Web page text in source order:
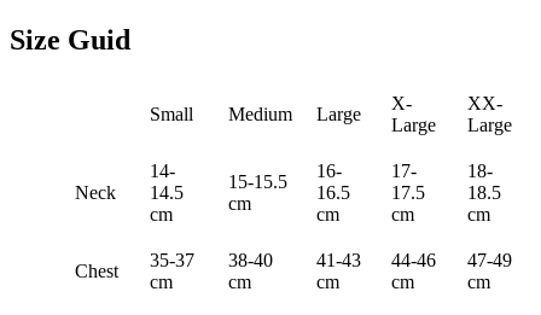
Size Guid
Small Medium Large
X-
Large
XX-
Large
Neck
14-
14.5
cm
15-15.5
cm
16-
16.5
cm
17-
17.5
cm
18-
18.5
cm
Chest
35-37
cm
38-40
cm
41-43
cm
44-46
cm
47-49
cm